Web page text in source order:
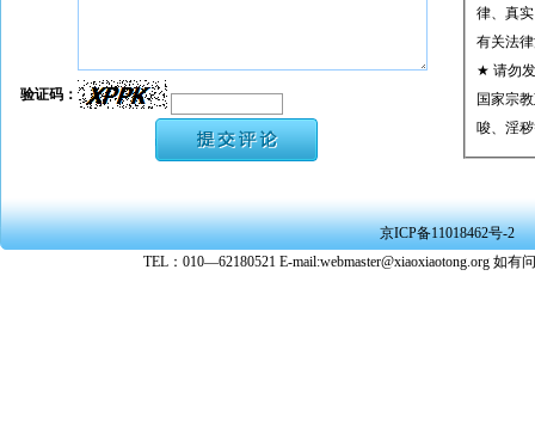
律、真
有关法
★ 请勿
国家宗
唆、淫
★ 承担
★ 在本
转载、
★ 参与
验证码：
京ICP备11018462号-2
TEL：010—62180521 E-mail:webmaster@xiaoxiaotong.org 如